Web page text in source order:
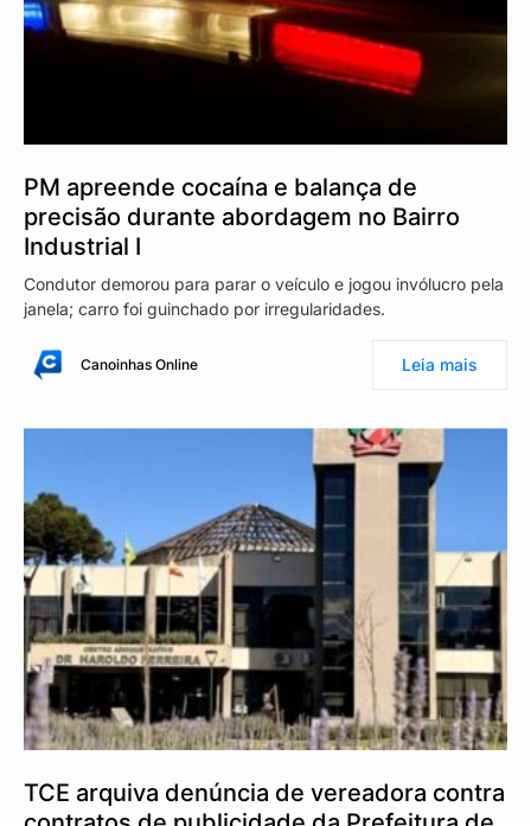
PM apreende cocaína e balança de
precisão durante abordagem no Bairro
Industrial I
Condutor demorou para parar o veículo e jogou invólucro pela
janela; carro foi guinchado por irregularidades.
Canoinhas Online Leia mais
TCE arquiva denúncia de vereadora contra